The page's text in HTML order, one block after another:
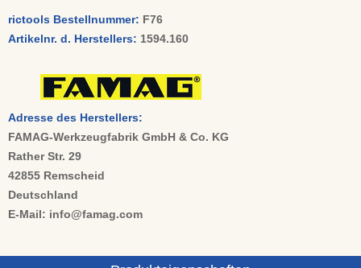
rictools Bestellnummer: F76
Artikelnr. d. Herstellers: 1594.160
Adresse des Herstellers:
FAMAG-Werkzeugfabrik GmbH & Co. KG
Rather Str. 29
42855 Remscheid
Deutschland
E-Mail: info@famag.com